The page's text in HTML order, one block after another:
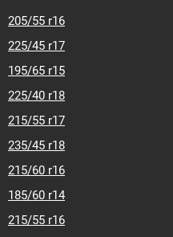
205/55 r16
225/45 r17
195/65 r15
225/40 r18
215/55 r17
235/45 r18
215/60 r16
185/60 r14
215/55 r16